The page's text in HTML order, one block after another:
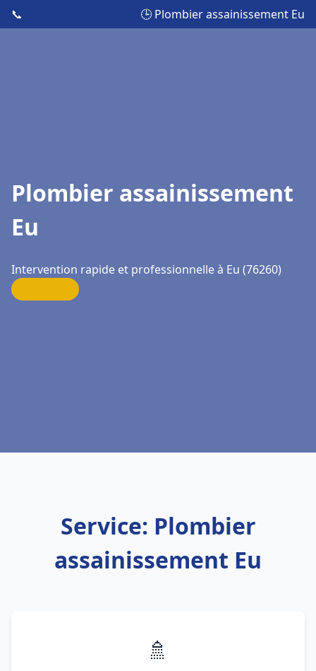
📞 🕒 Plombier assainissement Eu
Plombier assainissement
Eu
Intervention rapide et professionnelle à Eu (76260)
Service: Plombier
assainissement Eu
🚿